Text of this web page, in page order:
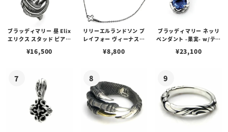
ブラッディマリー 昼 Elix
エリクス スタッド ピアス
¥16,500
リリーエルランドソン プ
レイフォー ヴィーナスチ
¥8,800
ブラッディマリー ネッリ
ペンダント -果実- w/ティ
¥23,100